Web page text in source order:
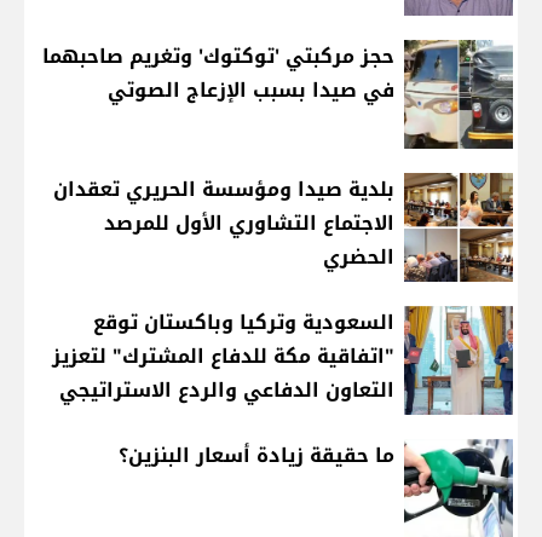
حجز مركبتي 'توكتوك' وتغريم صاحبهما
في صيدا بسبب الإزعاج الصوتي
بلدية صيدا ومؤسسة الحريري تعقدان
الاجتماع التشاوري الأول للمرصد
الحضري
السعودية وتركيا وباكستان توقع
"اتفاقية مكة للدفاع المشترك" لتعزيز
التعاون الدفاعي والردع الاستراتيجي
ما حقيقة زيادة أسعار البنزين؟